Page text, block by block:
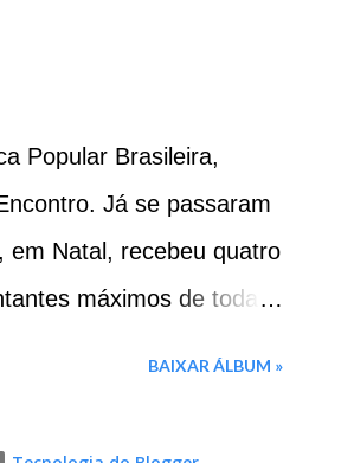
das Acácias II 10.
Popular Brasileira,
Já se passaram
em Natal, recebeu quatro
máximos de toda a
BAIXAR ÁLBUM »